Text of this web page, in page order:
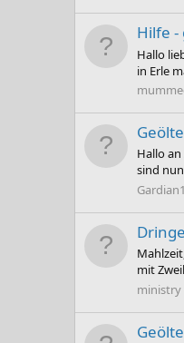
Hilfe
Hallo
in Erle
Hallo
sind
mit
ministry